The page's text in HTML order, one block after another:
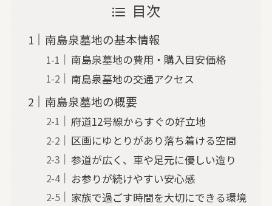
目次
南島泉墓地の基本情報
南島泉墓地の費用・購入目安価格
南島泉墓地の交通アクセス
南島泉墓地の概要
府道12号線からすぐの好立地
区画にゆとりがあり落ち着ける空間
参道が広く、車や足元に優しい造り
お参りが続けやすい安心感
家族で過ごす時間を大切にできる環境